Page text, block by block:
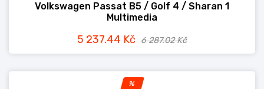
Volkswagen Passat B5 / Golf 4 / Sharan 1
Multimedia
5 237.44 Kč 6 287.02 Kč
%